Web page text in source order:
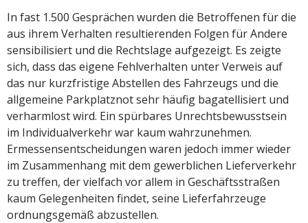
In fast 1.500 Gesprächen wurden die Betroffenen für die
aus ihrem Verhalten resultierenden Folgen für Andere
sensibilisiert und die Rechtslage aufgezeigt. Es zeigte
sich, dass das eigene Fehlverhalten unter Verweis auf
das nur kurzfristige Abstellen des Fahrzeugs und die
allgemeine Parkplatznot sehr häufig bagatellisiert und
verharmlost wird. Ein spürbares Unrechtsbewusstsein
im Individualverkehr war kaum wahrzunehmen.
Ermessensentscheidungen waren jedoch immer wieder
im Zusammenhang mit dem gewerblichen Lieferverkehr
zu treffen, der vielfach vor allem in Geschäftsstraßen
kaum Gelegenheiten findet, seine Lieferfahrzeuge
ordnungsgemäß abzustellen.